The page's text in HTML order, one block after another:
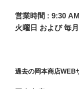
営業時間 : 9:30
火曜日 および 毎
過去の岡本商店WEB